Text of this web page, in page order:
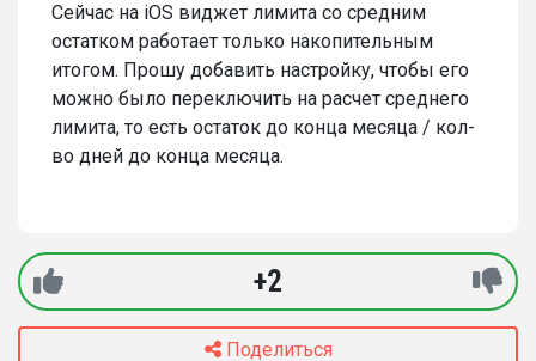
Сейчас на iOS виджет лимита со средним
остатком работает только накопительным
итогом. Прошу добавить настройку, чтобы его
можно было переключить на расчет среднего
лимита, то есть остаток до конца месяца / кол-
во дней до конца месяца.
+2
Поделиться